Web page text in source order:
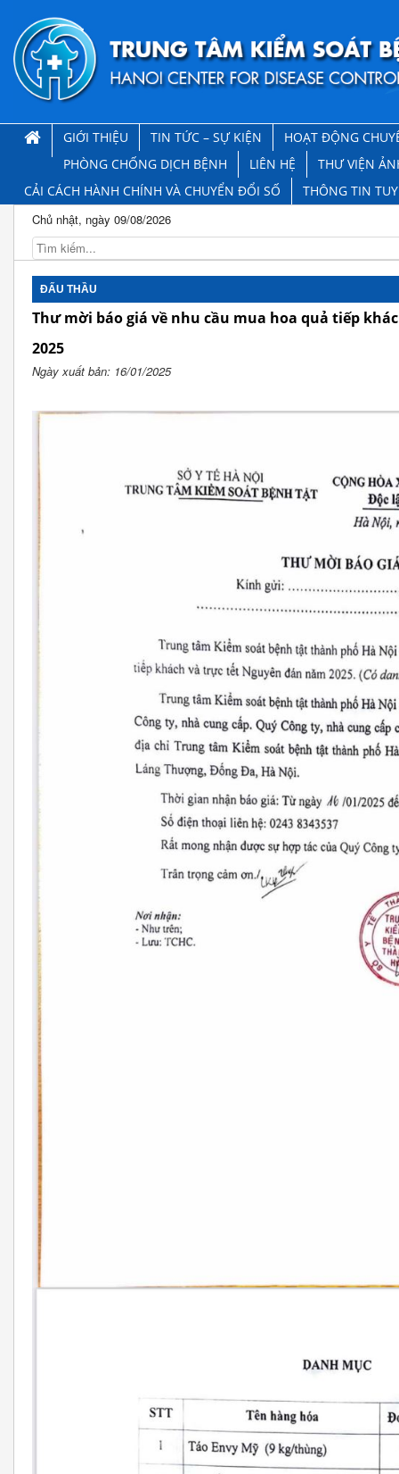
GIỚI THIỆU TIN TỨC – SỰ KIỆN
HOẠT ĐỘNG
PHÒNG CHỐNG DỊCH BỆNH
LIÊN HỆ
THƯ VIỆN
CẢI CÁCH HÀNH CHÍNH VÀ CHUYỂN ĐỔI SỐ
THÔNG TIN
Chủ nhật, ngày 09/08/2026
ĐẤU THẦU
Thư mời báo giá về nhu cầu mua hoa quả tiếp
2025
Ngày xuất bản: 16/01/2025